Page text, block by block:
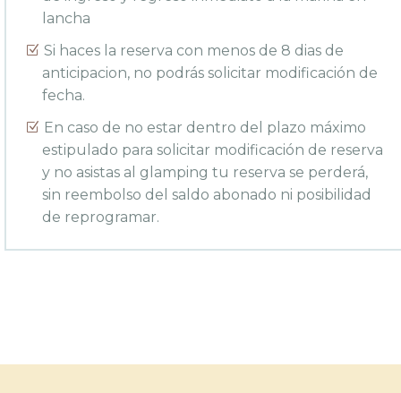
lancha
Si haces la reserva con menos de 8 dias de
anticipacion, no podrás solicitar modificación de
fecha.
En caso de no estar dentro del plazo máximo
estipulado para solicitar modificación de reserva
y no asistas al glamping tu reserva se perderá,
sin reembolso del saldo abonado ni posibilidad
de reprogramar.